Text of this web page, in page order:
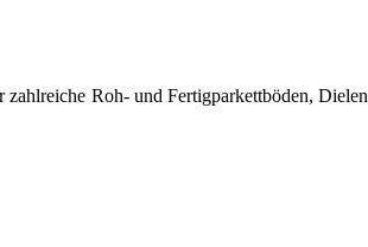
Roh- und Fertigparkettböden, Dielen